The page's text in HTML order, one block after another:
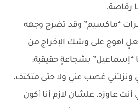
رقاصة.
“ماكسيم” وقد تضرج وجهه
اهوج على وشك الإخراج من
“إسماعيل” بشجاعةٍ حقيقية:
غصب عني ولا حتى متكتف،
عاوزه، علشان لازم أنا أكون